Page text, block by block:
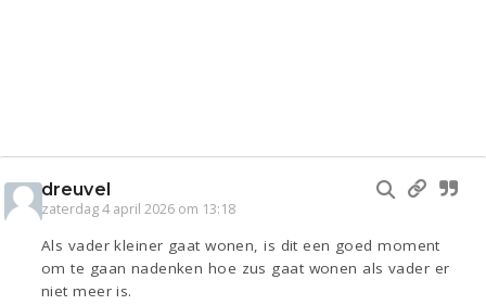
dreuvel
zaterdag 4 april 2026 om 13:18
Als vader kleiner gaat wonen, is dit een goed moment
om te gaan nadenken hoe zus gaat wonen als vader er
niet meer is.